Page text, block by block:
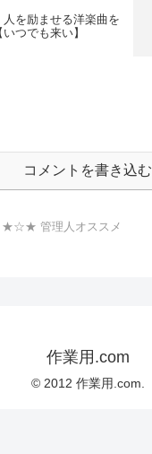
人を励ませる洋楽曲を
つでも来い】
コメントを書き込む
★☆★ 管理人オススメ
作業用.com
© 2012 作業用.com.